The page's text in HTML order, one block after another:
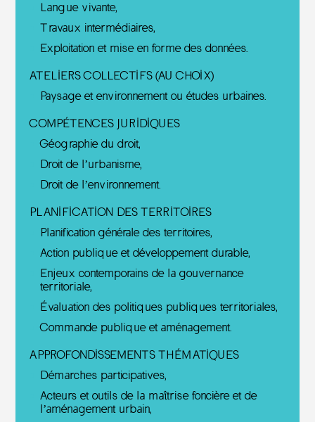
Langue vivante,
Travaux intermédiaires,
Exploitation et mise en forme des données.
ATELIERS COLLECTIFS (AU CHOIX)
Paysage et environnement ou études urbaines.
COMPÉTENCES JURIDIQUES
Géographie du droit,
Droit de l’urbanisme,
Droit de l’environnement.
PLANIFICATION DES TERRITOIRES
Planification générale des territoires,
Action publique et développement durable,
Enjeux contemporains de la gouvernance
territoriale,
Évaluation des politiques publiques territoriales,
Commande publique et aménagement.
APPROFONDISSEMENTS THÉMATIQUES
Démarches participatives,
Acteurs et outils de la maîtrise foncière et de
l’aménagement urbain,